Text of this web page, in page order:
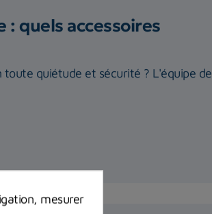
: quels accessoires
toute quiétude et sécurité ? L'équipe de
mesurer